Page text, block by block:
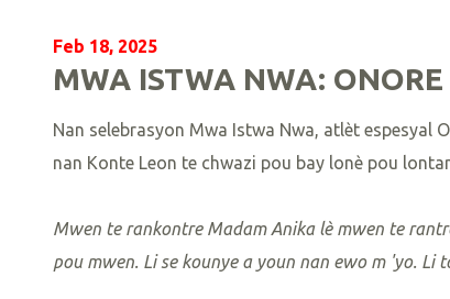
Feb 18, 2025
MWA ISTWA NWA:
Nan selebrasyon Mwa Istwa Nwa, atlèt espesyal
nan Konte Leon te chwazi pou bay lonè pou
Mwen te rankontre Madam Anika lè mwen te
pou mwen. Li se kounye a youn nan ewo m 'yo. Li